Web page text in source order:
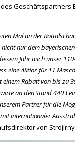
des Geschäftspartners
Mal an der
nur dem
Jahr auch unser
eine Aktion für 11
einem Rabatt von bis zu
an den Stand 4403
Partner für die
internationaler
von Strojírny